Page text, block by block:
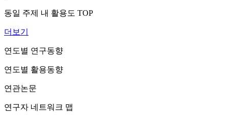
동일 주제 내 활용도 TOP
더보기
연도별 연구동향
연도별 활용동향
연관논문
연구자 네트워크 맵